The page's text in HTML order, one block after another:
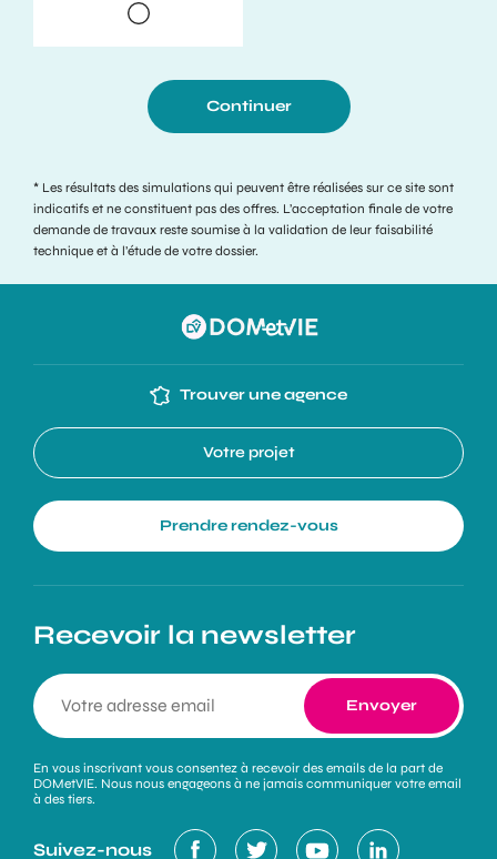
Continuer
* Les résultats des simulations qui peuvent être réalisées sur ce site sont
indicatifs et ne constituent pas des offres. L’acceptation finale de votre
demande de travaux reste soumise à la validation de leur faisabilité
technique et à l’étude de votre dossier.
Trouver une agence
Votre projet
Prendre rendez-vous
Recevoir la newsletter
En vous inscrivant vous consentez à recevoir des emails de la part de
DOMetVIE. Nous nous engageons à ne jamais communiquer votre email
à des tiers.
Suivez-nous